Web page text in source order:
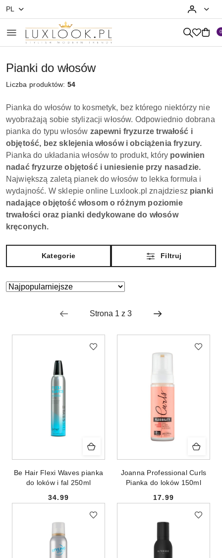
Przejdź do treści głównej
Przejdź do wyszukiwarki
Przejdź do moje konto
Przejdź do menu głównego
Przejdź do stopki
0
PL
Pianki do włosów
Liczba produktów:54
Pianka do włosów to kosmetyk, bez którego niektórzy nie
wyobrażają sobie stylizacji włosów. Odpowiednio dobrana
pianka do typu włosów zapewni fryzurze trwałość i
objętość, bez sklejenia włosów i obciążenia fryzury.
Pianka do układania włosów to produkt, który powinien
nadać fryzurze objętość i uniesienie przy nasadzie.
Największą zaletą pianek do włosów to lekka formuła i
wydajność. W sklepie online Luxlook.pl znajdziesz pianki
nadające objętość włosom o różnym poziomie
trwałości oraz pianki dedykowane do włosów
kręconych.
Kategorie Filtruj
Zastosowano
Najpopularniejsze.
Sortuj
Be Hair Flexi Waves pianka
do loków i fal 250ml
Cena:
34.99
Joanna Professional Curls
Pianka do loków 150ml
Cena:
17.99